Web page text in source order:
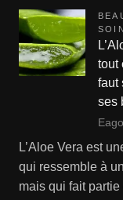
tout
faut
ses
Eago
L’Aloe Vera est
qui ressemble à
mais qui fait